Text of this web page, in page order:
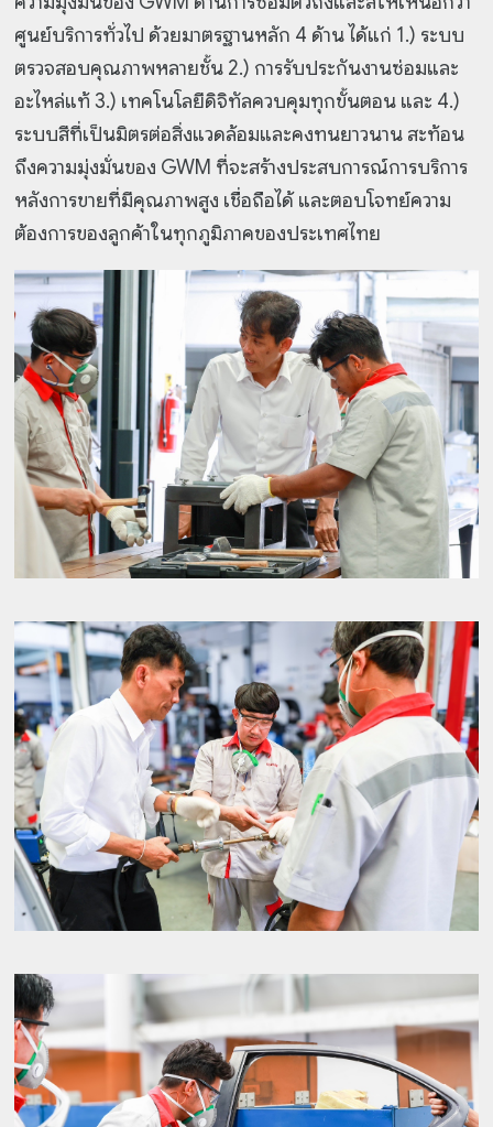
ศูนย์บริการทั่วไป ด้วยมาตรฐานหลัก 4 ด้าน ได้แก่ 1.) ระบบ
ตรวจสอบคุณภาพหลายชั้น 2.) การรับประกันงานซ่อมและ
อะไหล่แท้ 3.) เทคโนโลยีดิจิทัลควบคุมทุกขั้นตอน และ 4.)
ระบบสีที่เป็นมิตรต่อสิ่งแวดล้อมและคงทนยาวนาน สะท้อน
ถึงความมุ่งมั่นของ GWM ที่จะสร้างประสบการณ์การบริการ
หลังการขายที่มีคุณภาพสูง เชื่อถือได้ และตอบโจทย์ความ
ต้องการของลูกค้าในทุกภูมิภาคของประเทศไทย